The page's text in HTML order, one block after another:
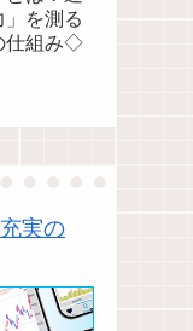
を測る
仕組み◇
実の